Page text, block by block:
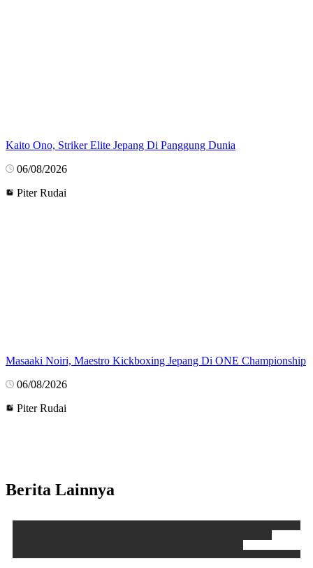
Kaito Ono, Striker Elite Jepang Di Panggung Dunia
06/08/2026
Piter Rudai
Masaaki Noiri, Maestro Kickboxing Jepang Di ONE Championship
06/08/2026
Piter Rudai
Berita Lainnya